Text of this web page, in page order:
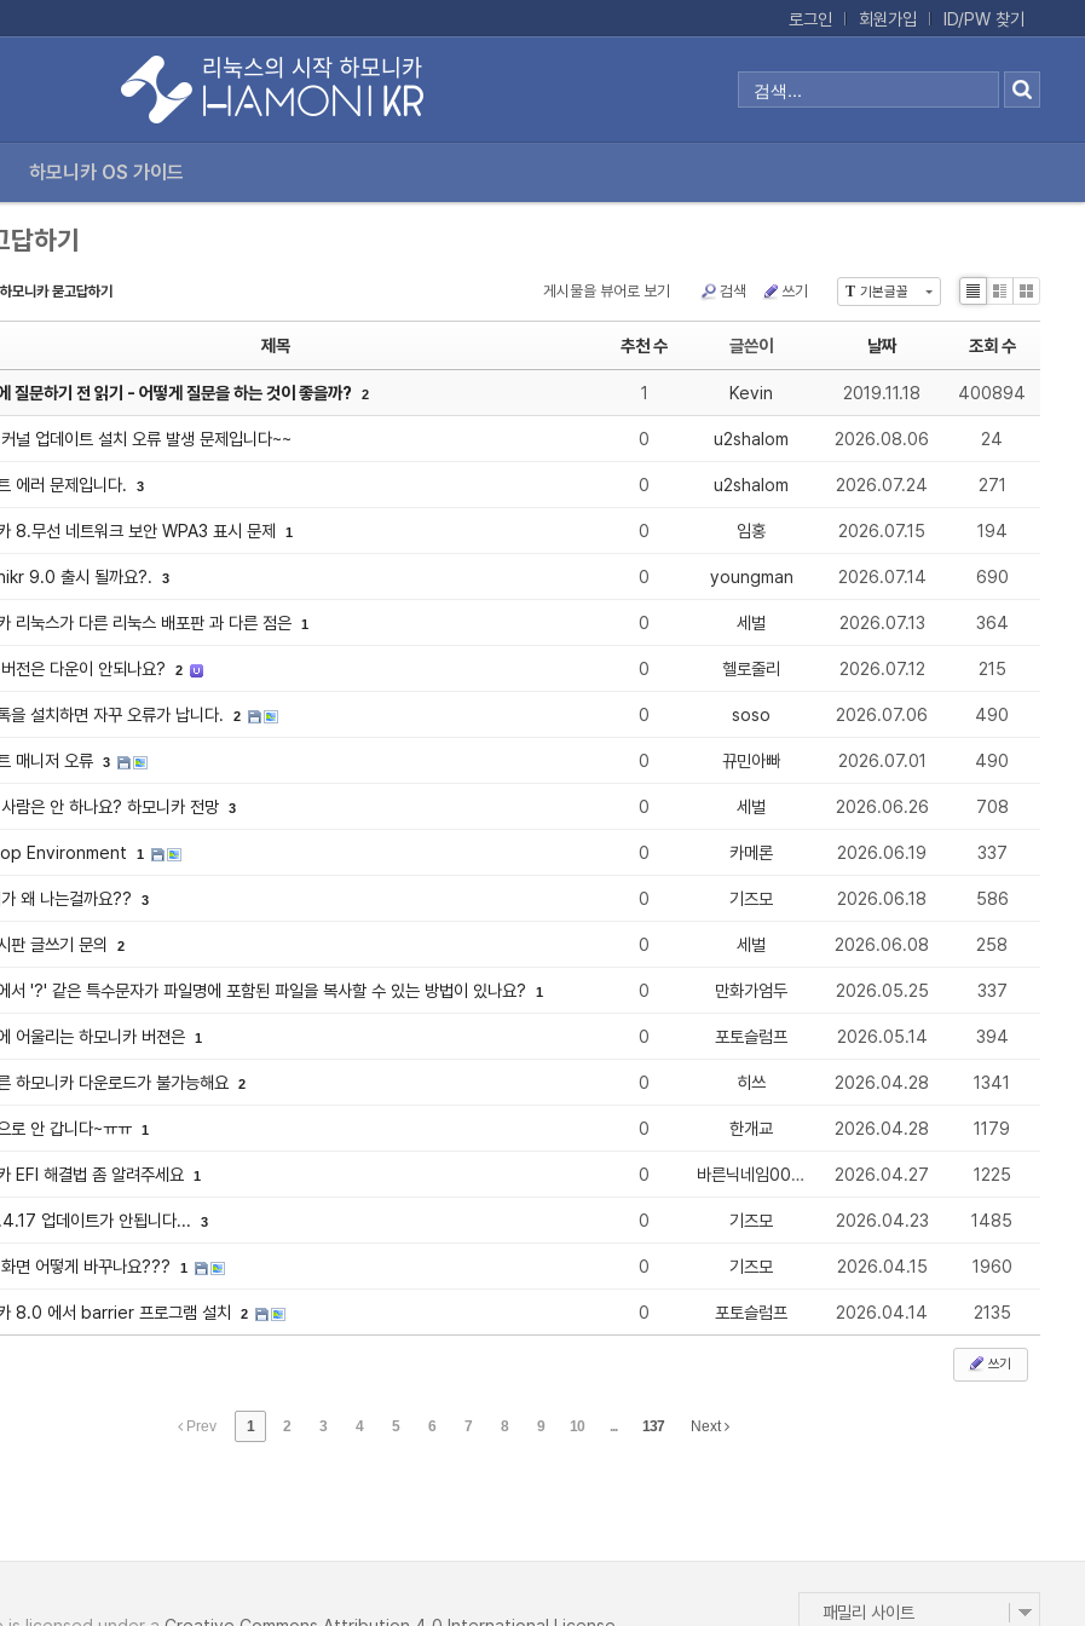
로그인
회원가입 ID/PW 찾기
하모니카 OS 가이드
답하기
하모니카 묻고답하기 T 기본글꼴
게시물을 뷰어로 보기 검색 쓰기
L
i
t
Z
i
e
G
e
r
제목 추천 수 글쓴이 날짜 조회 수
질문하기 전 읽기 - 어떻게 질문을 하는 것이 좋을까? 2 1 Kevin 2019.11.18 400894
널 업데이트 설치 오류 발생 문제입니다~~ 0 u2shalom 2026.08.06 24
에러 문제입니다. 3 0 u2shalom 2026.07.24 271
8.무선 네트워크 보안 WPA3 표시 문제 1 0 임홍 2026.07.15 194
9.0 출시 될까요?. 3 0 youngman 2026.07.14 690
리눅스가 다른 리눅스 배포판 과 다른 점은 1 0 세벌 2026.07.13 364
전은 다운이 안되나요? 2 0 헬로줄리 2026.07.12 215
을 설치하면 자꾸 오류가 납니다. 2 0 soso 2026.07.06 490
매니저 오류 3 0 뀨민아빠 2026.07.01 490
람은 안 하나요? 하모니카 전망 3 0 세벌 2026.06.26 708
Environment 1 0 카메론 2026.06.19 337
왜 나는걸까요?? 3 0 기즈모 2026.06.18 586
판 글쓰기 문의 2 0 세벌 2026.06.08 258
서 '?' 같은 특수문자가 파일명에 포함된 파일을 복사할 수 있는 방법이 있나요? 1 0 만화가엄두 2026.05.25 337
어울리는 하모니카 버젼은 1 0 포토슬럼프 2026.05.14 394
하모니카 다운로드가 불가능해요 2 0 히쓰 2026.04.28 1341
로 안 갑니다~ㅠㅠ 1 0 한개교 2026.04.28 1179
EFI 해결법 좀 알려주세요 1 0 바른닉네임008976 2026.04.27 1225
업데이트가 안됩니다... 3 0 기즈모 2026.04.23 1485
면 어떻게 바꾸나요??? 1 0 기즈모 2026.04.15 1960
8.0 에서 barrier 프로그램 설치 2 0 포토슬럼프 2026.04.14 2135
쓰기
Prev 1 2 3 4 5 6 7 8 9 10 ... 137 Next
패밀리 사이트